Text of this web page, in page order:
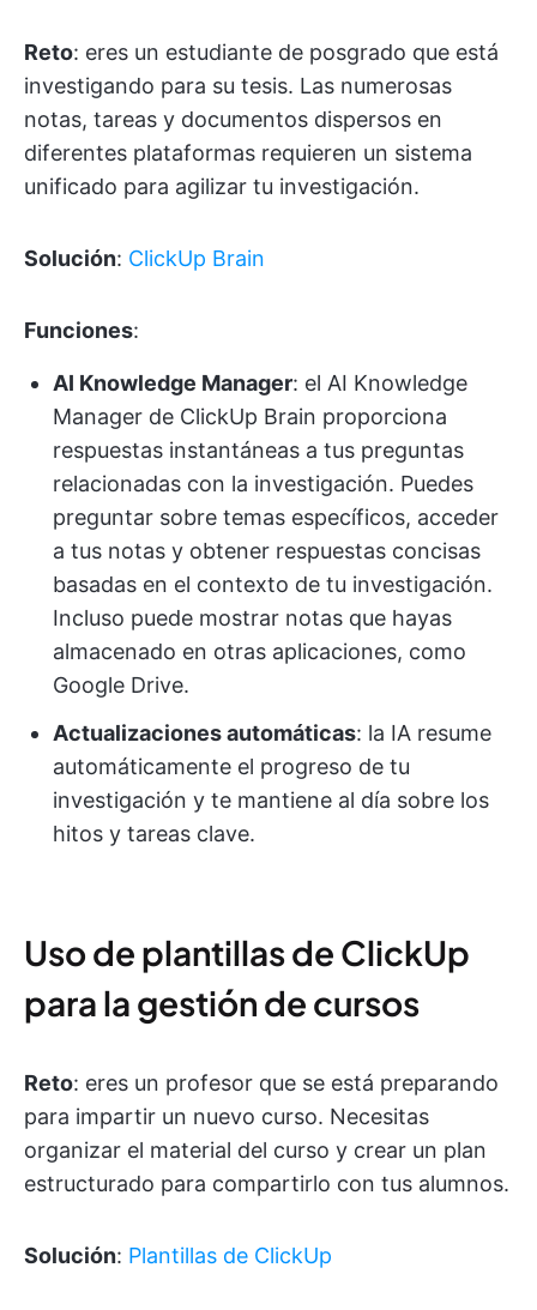
Reto: eres un estudiante de posgrado que está
investigando para su tesis. Las numerosas
notas, tareas y documentos dispersos en
diferentes plataformas requieren un sistema
unificado para agilizar tu investigación.
Solución: ClickUp Brain
Funciones:
AI Knowledge Manager: el AI Knowledge
Manager de ClickUp Brain proporciona
respuestas instantáneas a tus preguntas
relacionadas con la investigación. Puedes
preguntar sobre temas específicos, acceder
a tus notas y obtener respuestas concisas
basadas en el contexto de tu investigación.
Incluso puede mostrar notas que hayas
almacenado en otras aplicaciones, como
Google Drive.
Actualizaciones automáticas: la IA resume
automáticamente el progreso de tu
investigación y te mantiene al día sobre los
hitos y tareas clave.
Uso de plantillas de ClickUp
para la gestión de cursos
Reto: eres un profesor que se está preparando
para impartir un nuevo curso. Necesitas
organizar el material del curso y crear un plan
estructurado para compartirlo con tus alumnos.
Solución: Plantillas de ClickUp